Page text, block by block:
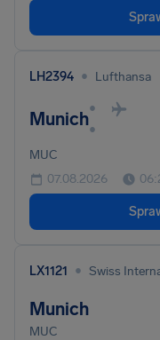
LH2394 • Lufthansa
Munich
•
•
MUC
07.08.2026
LX1121 •
Munich
MUC